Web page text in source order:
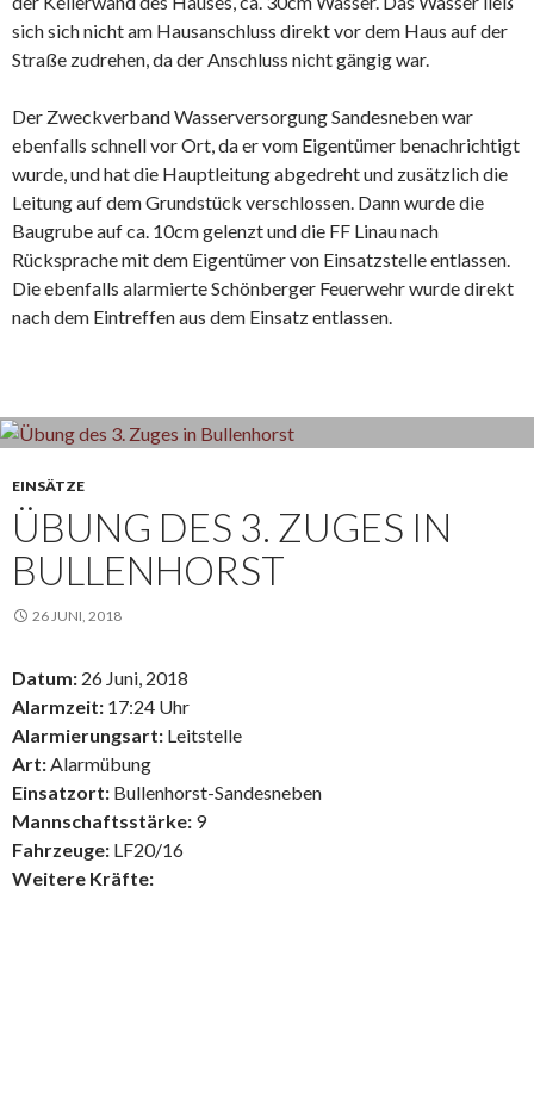
sich sich nicht am Hausanschluss direkt vor dem Haus auf der
Straße zudrehen, da der Anschluss nicht gängig war.
Der Zweckverband Wasserversorgung Sandesneben war
ebenfalls schnell vor Ort, da er vom Eigentümer benachrichtigt
wurde, und hat die Hauptleitung abgedreht und zusätzlich die
Leitung auf dem Grundstück verschlossen. Dann wurde die
Baugrube auf ca. 10cm gelenzt und die FF Linau nach
Rücksprache mit dem Eigentümer von Einsatzstelle entlassen.
Die ebenfalls alarmierte Schönberger Feuerwehr wurde direkt
nach dem Eintreffen aus dem Einsatz entlassen.
EINSÄTZE
ÜBUNG DES 3. ZUGES IN
BULLENHORST
26 JUNI, 2018
Datum: 26 Juni, 2018
Alarmzeit: 17:24 Uhr
Alarmierungsart: Leitstelle
Art: Alarmübung
Einsatzort: Bullenhorst-Sandesneben
Mannschaftsstärke: 9
Fahrzeuge: LF20/16
Weitere Kräfte: